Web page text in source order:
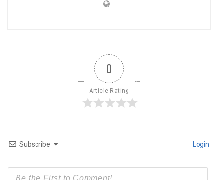
0
Article Rating
Subscribe Login